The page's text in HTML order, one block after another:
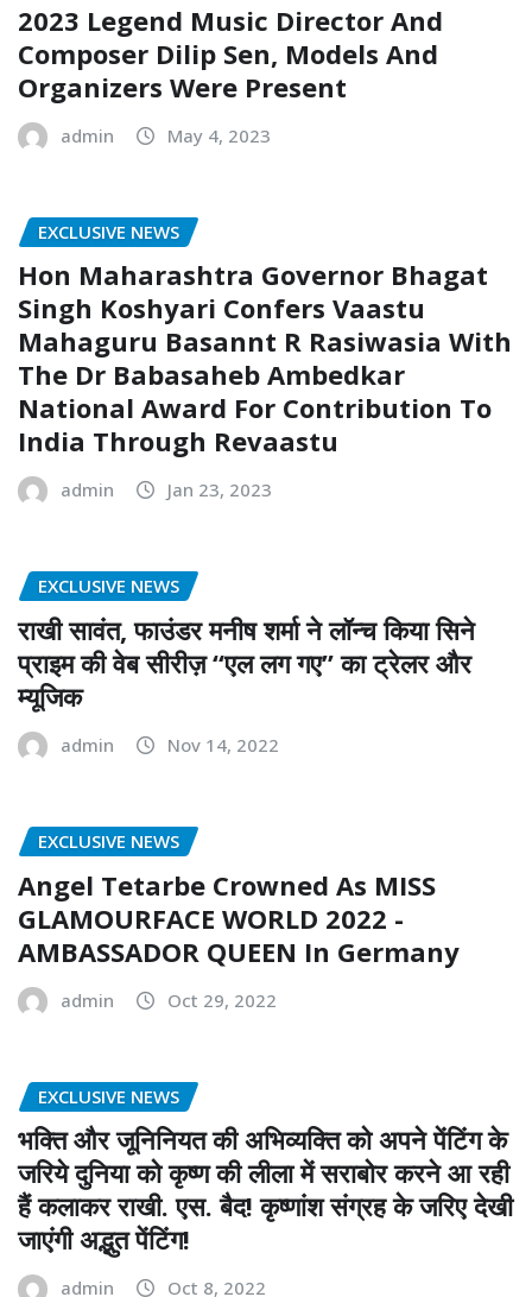
2023 Legend Music Director And
Composer Dilip Sen, Models And
Organizers Were Present
admin May 4, 2023
EXCLUSIVE NEWS
Hon Maharashtra Governor Bhagat
Singh Koshyari Confers Vaastu
Mahaguru Basannt R Rasiwasia With
The Dr Babasaheb Ambedkar
National Award For Contribution To
India Through Revaastu
admin Jan 23, 2023
EXCLUSIVE NEWS
राखी सावंत, फाउंडर मनीष शर्मा ने लॉन्च किया सिने
प्राइम की वेब सीरीज़ “एल लग गए” का ट्रेलर और
म्यूजिक
admin Nov 14, 2022
EXCLUSIVE NEWS
Angel Tetarbe Crowned As MISS
GLAMOURFACE WORLD 2022 -
AMBASSADOR QUEEN In Germany
admin Oct 29, 2022
EXCLUSIVE NEWS
भक्ति और जूनिनियत की अभिव्यक्ति को अपने पेंटिंग के
जरिये दुनिया को कृष्ण की लीला में सराबोर करने आ रही
हैं कलाकर राखी. एस. बैद! कृष्णांश संग्रह के जरिए देखी
जाएंगी अद्भुत पेंटिंग!
admin Oct 8, 2022